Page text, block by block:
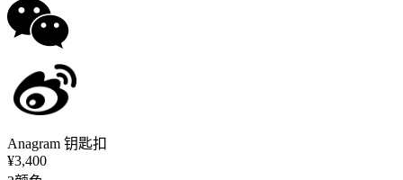
Anagram 钥匙扣
¥3,400